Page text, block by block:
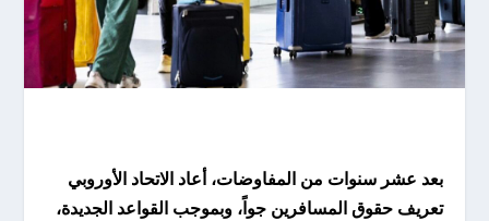
بعد عشر سنوات من المفاوضات، أعاد الاتحاد الأوروبي
تعريف حقوق المسافرين جواً، وبموجب القواعد الجديدة،